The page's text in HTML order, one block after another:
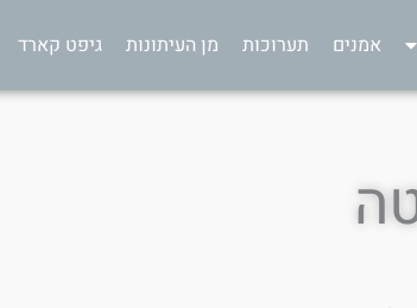
אמנים תערוכות מן העיתונות גיפט קארד